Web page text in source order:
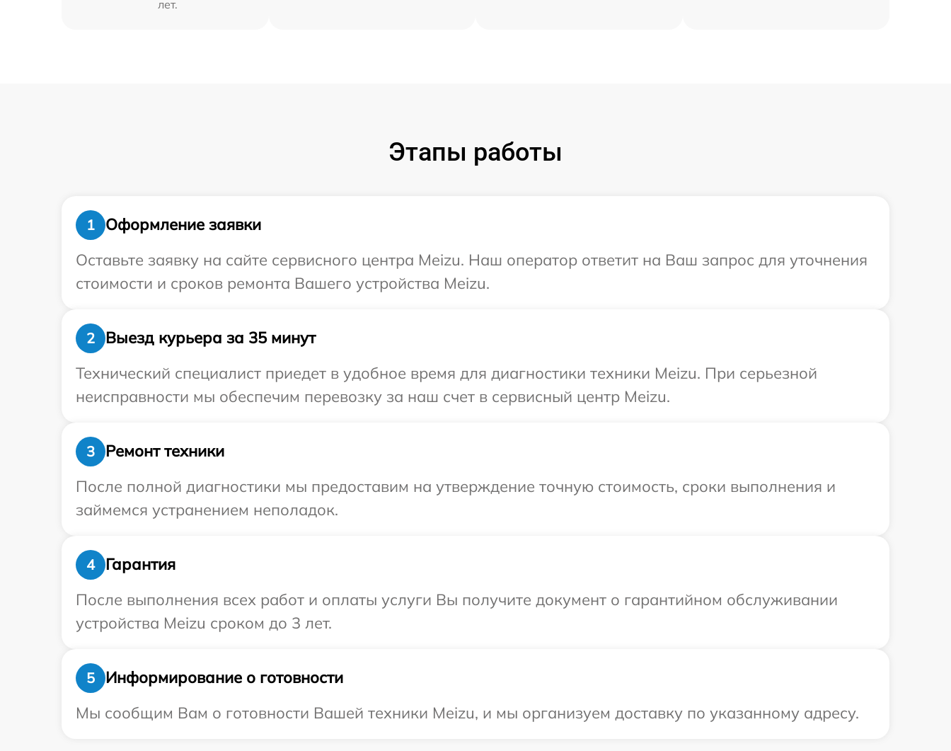
лет.
Этапы работы
1
Оформление заявки
Оставьте заявку на сайте сервисного центра Meizu. Наш оператор ответит на Ваш запрос для уточнения
стоимости и сроков ремонта Вашего устройства Meizu.
2
Выезд курьера за 35 минут
Технический специалист приедет в удобное время для диагностики техники Meizu. При серьезной
неисправности мы обеспечим перевозку за наш счет в сервисный центр Meizu.
3
Ремонт техники
После полной диагностики мы предоставим на утверждение точную стоимость, сроки выполнения и
займемся устранением неполадок.
4
Гарантия
После выполнения всех работ и оплаты услуги Вы получите документ о гарантийном обслуживании
устройства Meizu сроком до 3 лет.
5
Информирование о готовности
Мы сообщим Вам о готовности Вашей техники Meizu, и мы организуем доставку по указанному адресу.